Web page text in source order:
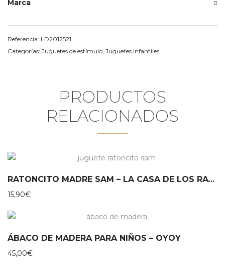
Marca
Referencia: LD2012521
Categorías: Juguetes de estímulo Juguetes infantiles
PRODUCTOS
RELACIONADOS
RATONCITO MADRE SAM – LA CASA DE LOS RATONES
15,90€
ÁBACO DE MADERA PARA NIÑOS – OYOY
45,00€